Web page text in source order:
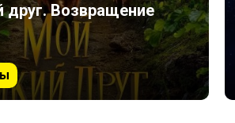
друг. Возвращение